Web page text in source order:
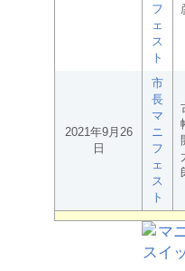
フ
ェ
ス
ト
2021年9月26
日
市
長
マ
ニ
フ
ェ
ス
ト